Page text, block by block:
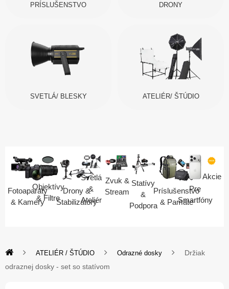
PRÍSLUŠENSTVO DRONY
SVETLÁ/ BLESKY ATELIÉR/ ŠTÚDIO
Fotoaparáty
& Kamery
Objektívy
& Filtre
Drony &
Stabilizátory
Svetlá
&
Ateliér
Zvuk &
Stream
Statívy
&
Podpora
Príslušenstvo
& Pamäte
Pre
Smartfóny
Akcie
ATELIÉR / ŠTÚDIO Odrazné dosky
Držiak
odraznej dosky - set so statívom